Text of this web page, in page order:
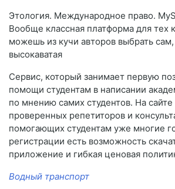
Этология. Международное право.
Вообще классная платформа для тех
можешь из кучи авторов выбрать
высокаватая
Сервис, который занимает первую
помощи студентам в написании
по мнению самих студентов. На
проверенных репетиторов и
помогающих студентам уже многие
регистрации есть возможность
приложение и гибкая ценовая
Водный транспорт